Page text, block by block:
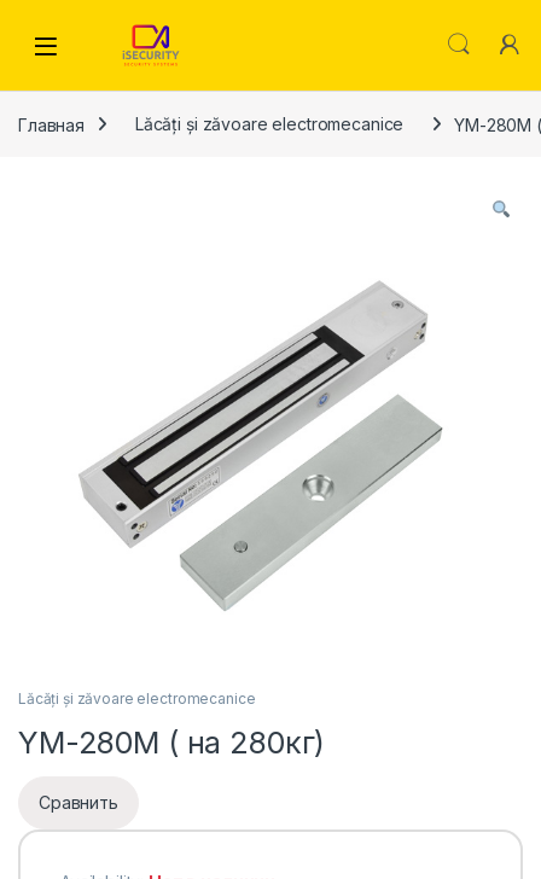
Главная Lăcăți și zăvoare electromecanice YM-280M
Lăcăți și zăvoare electromecanice
YM-280M ( на 280кг)
Сравнить